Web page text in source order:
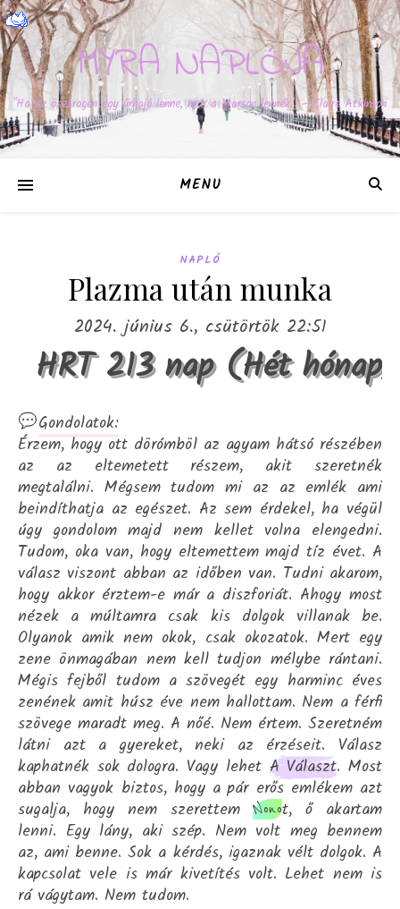
MYRA NAPLÓJA
"Ha az ösztrogén egy űrhajó lenne, már a Marson lennék." – Claire Atkinson
MENU
NAPLÓ
Plazma után munka
2024. június 6., csütörtök 22:51
HRT 213 nap (Hét hónap)
Gondolatok:
Érzem, hogy ott dörómböl az agyam hátsó részében
az az eltemetett részem, akit szeretnék
megtalálni. Mégsem tudom mi az az emlék ami
beindíthatja az egészet. Az sem érdekel, ha végül
úgy gondolom majd nem kellet volna elengedni.
Tudom, oka van, hogy eltemettem majd tíz évet. A
válasz viszont abban az időben van. Tudni akarom,
hogy akkor érztem-e már a diszforiát. Ahogy most
nézek a múltamra csak kis dolgok villanak be.
Olyanok amik nem okok, csak okozatok. Mert egy
zene önmagában nem kell tudjon mélybe rántani.
Mégis fejből tudom a szövegét egy harminc éves
zenének amit húsz éve nem hallottam. Nem a férfi
szövege maradt meg. A nőé. Nem értem. Szeretném
látni azt a gyereket, neki az érzéseit. Válasz
kaphatnék sok dologra. Vagy lehet A Választ. Most
abban vagyok biztos, hogy a pár erős emlékem azt
sugalja, hogy nem szerettemNonot, ő akartam
lenni. Egy lány, aki szép. Nem volt meg bennem
az, ami benne. Sok a kérdés, igaznak vélt dolgok. A
kapcsolat vele is már kivetítés volt. Lehet nem is
rá vágytam. Nem tudom.